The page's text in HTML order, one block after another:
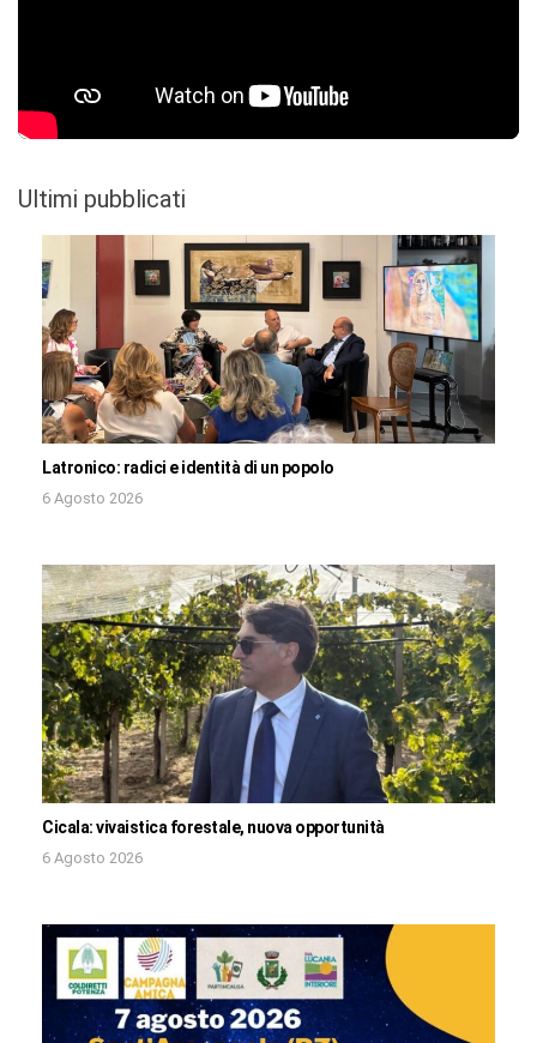
Ultimi pubblicati
Latronico: radici e identità di un popolo
6 Agosto 2026
Cicala: vivaistica forestale, nuova opportunità
6 Agosto 2026